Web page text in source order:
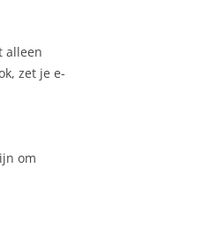
alleen
zet je e-
om